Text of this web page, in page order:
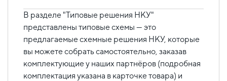
В разделе "Типовые решения НКУ"
представлены типовые схемы — это
предлагаемые схемные решения НКУ, которые
вы можете собрать самостоятельно, заказав
комплектующие у наших партнёров (подробная
комплектация указана в карточке товара) и